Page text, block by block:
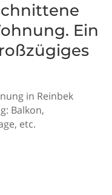
Ein
in Reinbek
Balkon,
etc.